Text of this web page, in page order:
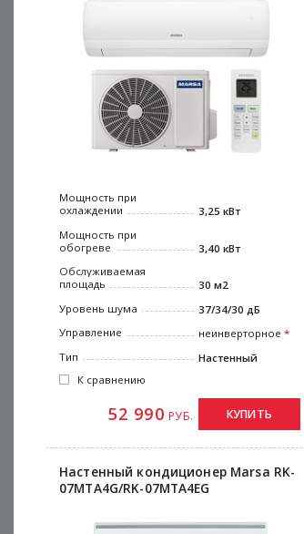
Мощность при
охлаждении
3,25 кВт
Мощность при
обогреве
3,40 кВт
Обслуживаемая
площадь
30 м2
Уровень шума
37/34/30 дБ
Управление
неинверторное
Тип
Настенный
К сравнению
52 990 РУБ. КУПИТЬ
Настенный кондиционер Marsa RK-
07MTA4G/RK-07MTA4EG